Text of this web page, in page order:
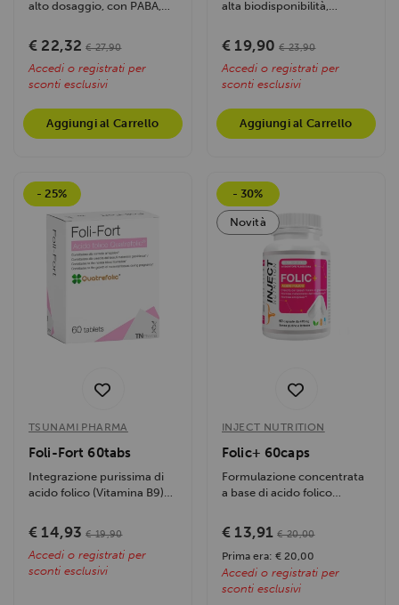
alto dosaggio, con PABA,
energia,...
€ 22,32 € 27,90
Accedi o registrati per
sconti esclusivi
Aggiungi al Carrello
alta biodisponibilità,
€ 19,90 € 23,90
Accedi o registrati per
sconti esclusivi
Aggiungi al Carrello
- 25%
TSUNAMI PHARMA
Foli-Fort 60tabs
Integrazione purissima di
acido folico (Vitamina B9)
€ 14,93 € 19,90
Accedi o registrati per
sconti esclusivi
- 30%
Novità
INJECT NUTRITION
Folic+ 60caps
Formulazione concentrata
a base di acido folico
capsule...
€ 13,91 € 20,00
Prima era: € 20,00
Accedi o registrati per
sconti esclusivi